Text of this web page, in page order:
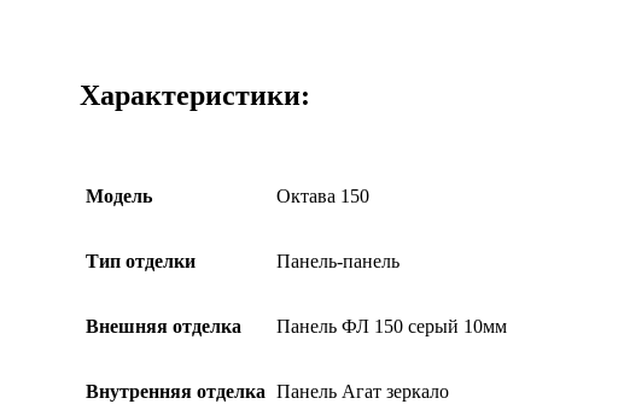
Характеристики:
Модель Октава 150
Тип отделки Панель-панель
Внешняя отделка Панель ФЛ 150 серый 10мм
Внутренняя отделка Панель Агат зеркало